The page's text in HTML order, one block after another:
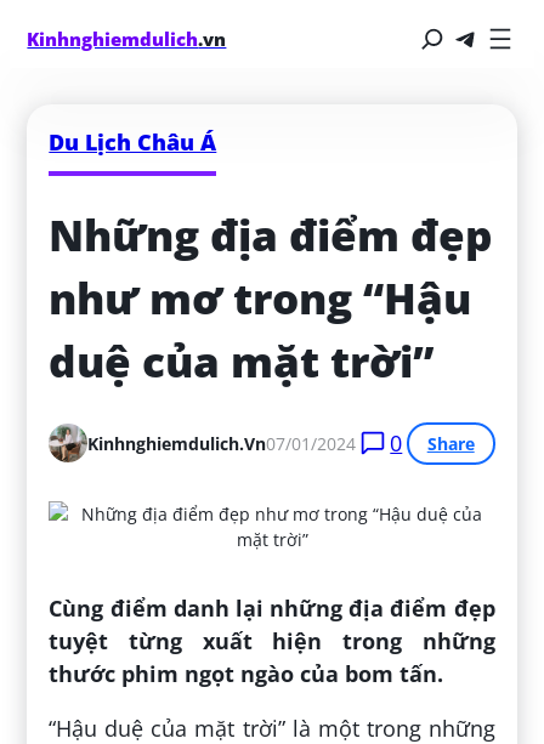
Kinhnghiemdulich.vn
Du Lịch Châu Á
Những địa điểm đẹp
như mơ trong “Hậu
duệ của mặt trời”
Kinhnghiemdulich.vn07/01/2024 0 Share
Cùng điểm danh lại những địa điểm đẹp
tuyệt từng xuất hiện trong những
thước phim ngọt ngào của bom tấn.
“Hậu duệ của mặt trời” là một trong những